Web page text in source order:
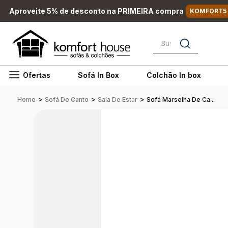
Aproveite 5% de desconto na PRIMEIRA compra KOMFORT5
Busque por nome,
Ofertas Sofá In Box Colchão In box
Home > Sofá De Canto > Sala De Estar > Sofá Marselha De Ca...